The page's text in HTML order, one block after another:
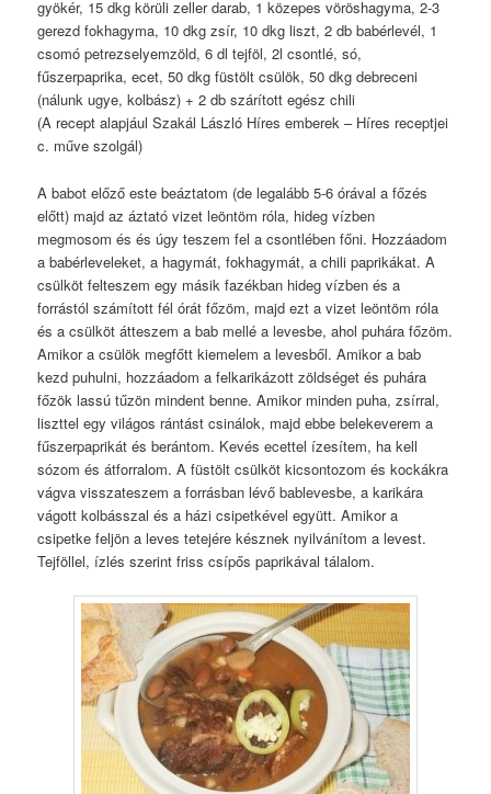
gyökér, 15 dkg körüli zeller darab, 1 közepes vöröshagyma, 2-3
gerezd fokhagyma, 10 dkg zsír, 10 dkg liszt, 2 db babérlevél, 1
csomó petrezselyemzöld, 6 dl tejföl, 2l csontlé, só,
fűszerpaprika, ecet, 50 dkg füstölt csülök, 50 dkg debreceni
(nálunk ugye, kolbász) + 2 db szárított egész chili
(A recept alapjául Szakál László Híres emberek – Híres receptjei
c. műve szolgál)
A babot előző este beáztatom (de legalább 5-6 órával a főzés
előtt) majd az áztató vizet leöntöm róla, hideg vízben
megmosom és és úgy teszem fel a csontlében főni. Hozzáadom
a babérleveleket, a hagymát, fokhagymát, a chili paprikákat. A
csülköt felteszem egy másik fazékban hideg vízben és a
forrástól számított fél órát főzöm, majd ezt a vizet leöntöm róla
és a csülköt átteszem a bab mellé a levesbe, ahol puhára főzöm.
Amikor a csülök megfőtt kiemelem a levesből. Amikor a bab
kezd puhulni, hozzáadom a felkarikázott zöldséget és puhára
főzök lassú tűzön mindent benne. Amikor minden puha, zsírral,
liszttel egy világos rántást csinálok, majd ebbe belekeverem a
fűszerpaprikát és berántom. Kevés ecettel ízesítem, ha kell
sózom és átforralom. A füstölt csülköt kicsontozom és kockákra
vágva visszateszem a forrásban lévő bablevesbe, a karikára
vágott kolbásszal és a házi csipetkével együtt. Amikor a
csipetke feljön a leves tetejére késznek nyilvánítom a levest.
Tejföllel, ízlés szerint friss csípős paprikával tálalom.